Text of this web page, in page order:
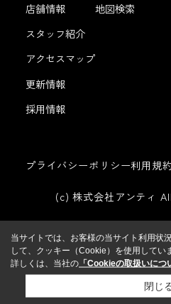
店舗情報
スタッフ紹介
アクセスマップ
更新情報
採用情報
地図検索
プライバシーポリシー利用規約
(c) 株式会社アンティ
当サイトでは、お客様の当サイト利用状
して、クッキー（Cookie）を使用してい
詳しくは、当社の 「Cookieの取扱いにつ
閉じ